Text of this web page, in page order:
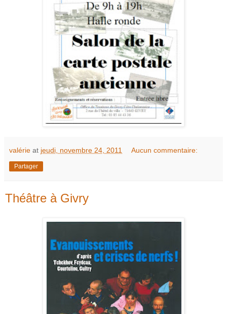
valérie at jeudi, novembre 24, 2011 Aucun commentaire:
Partager
Théâtre à Givry